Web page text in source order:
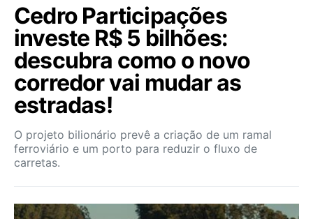
Cedro Participações
investe R$ 5 bilhões:
descubra como o novo
corredor vai mudar as
estradas!
O projeto bilionário prevê a criação de um ramal
ferroviário e um porto para reduzir o fluxo de
carretas.